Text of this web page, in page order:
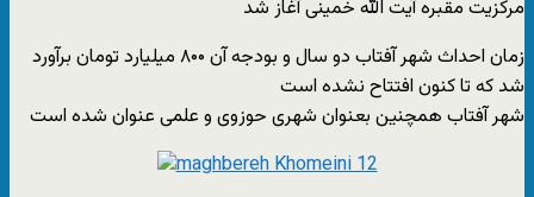
مرکزیت مقبره آیت الله خمینی آغاز شد
زمان احداث شهر آفتاب دو سال و بودجه آن ۸۰۰ میلیارد تومان برآورد
شد که تا کنون افتتاح نشده است
شهر آفتاب همچنین بعنوان شهری حوزوی و علمی عنوان شده است